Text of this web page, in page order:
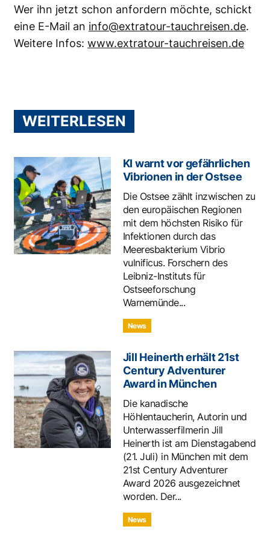
Wer ihn jetzt schon anfordern möchte, schickt
eine E-Mail an info@extratour-tauchreisen.de.
Weitere Infos: www.extratour-tauchreisen.de
WEITERLESEN
KI warnt vor gefährlichen
Vibrionen in der Ostsee
Die Ostsee zählt inzwischen zu
den europäischen Regionen
mit dem höchsten Risiko für
Infektionen durch das
Meeresbakterium Vibrio
vulnificus. Forschern des
Leibniz-Instituts für
Ostseeforschung
Warnemünde...
News
Jill Heinerth erhält 21st
Century Adventurer
Award in München
Die kanadische
Höhlentaucherin, Autorin und
Unterwasserfilmerin Jill
Heinerth ist am Dienstagabend
(21. Juli) in München mit dem
21st Century Adventurer
Award 2026 ausgezeichnet
worden. Der...
News